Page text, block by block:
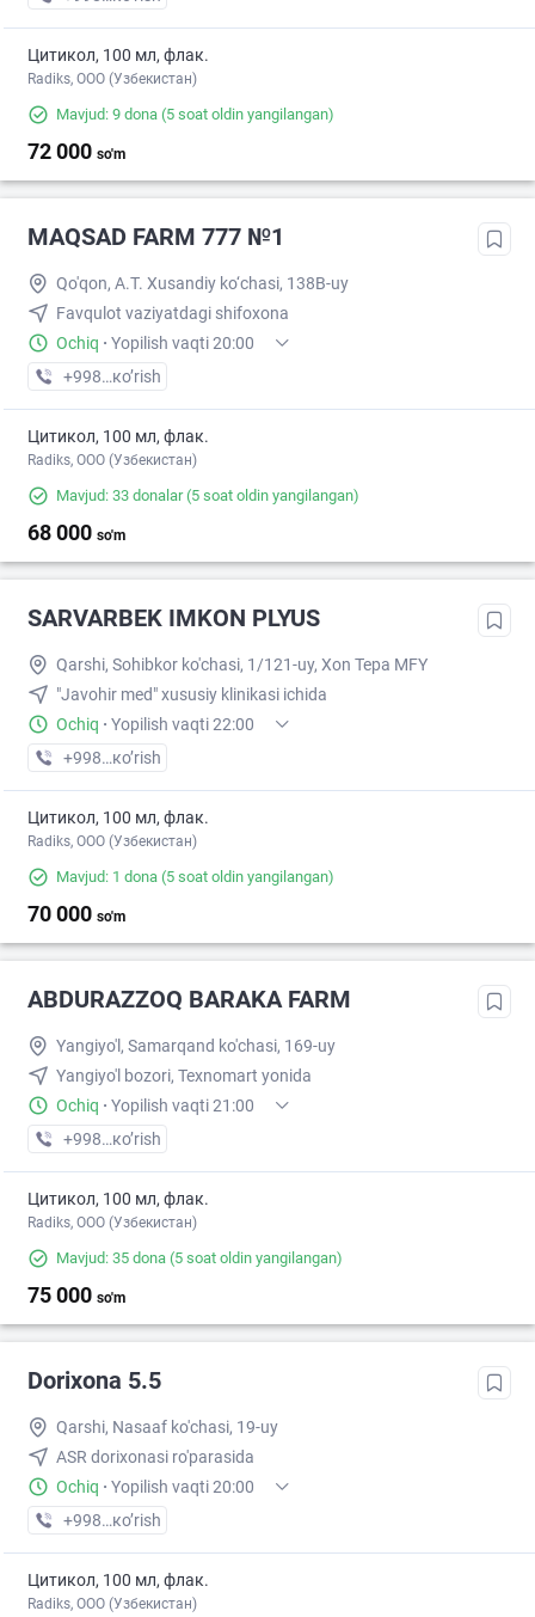
Цитикол, 100 мл, флак.
Radiks, ООО (Узбекистан)
Mavjud: 9 dona (5 soat oldin yangilangan)
72 000 so'm
MAQSAD FARM 777 №1
Qo'qon, A.T. Xusandiy ko‘chasi, 138B-uy
Favqulot vaziyatdagi shifoxona
Ochiq · Yopilish vaqti 20:00
+998 (73) XXX-XX-XX
кo’rish
Цитикол, 100 мл, флак.
Radiks, ООО (Узбекистан)
Mavjud: 33 donalar(5 soat oldin yangilangan)
68 000 so'm
SARVARBEK IMKON PLYUS
Qarshi, Sohibkor ko'chasi, 1/121-uy, Xon Tepa MFY
"Javohir med" xususiy klinikasi ichida
Ochiq · Yopilish vaqti 22:00
+998 (95) XXX-XX-XX
кo’rish
Цитикол, 100 мл, флак.
Radiks, ООО (Узбекистан)
Mavjud: 1 dona (5 soat oldin yangilangan)
70 000 so'm
ABDURAZZOQ BARAKA FARM
Yangiyo'l, Samarqand ko'chasi, 169-uy
Yangiyo'l bozori, Texnomart yonida
Ochiq · Yopilish vaqti 21:00
+998 (88) XXX-XX-XX
кo’rish
Цитикол, 100 мл, флак.
Radiks, ООО (Узбекистан)
Mavjud: 35 dona (5 soat oldin yangilangan)
75 000 so'm
Dorixona 5.5
Qarshi, Nasaaf ko'chasi, 19-uy
ASR dorixonasi ro'parasida
Ochiq · Yopilish vaqti 20:00
+998 (75) XXX-XX-XX
кo’rish
Цитикол, 100 мл, флак.
Radiks, ООО (Узбекистан)